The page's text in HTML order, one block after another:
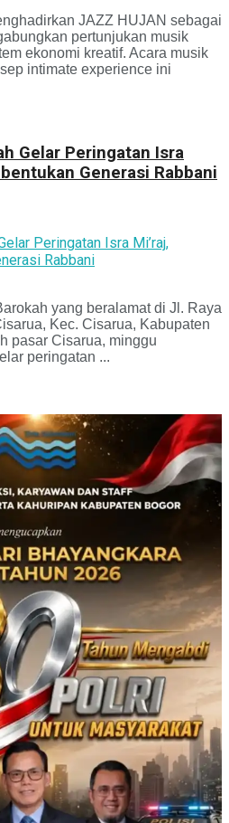
JAZZ HUJAN sebagai
pertunjukan musik
ekonomi kreatif. Acara musik
intimate experience ini
Gelar Peringatan Isra
Generasi Rabbani
yang beralamat di Jl. Raya
Kec. Cisarua, Kabupaten
pasar Cisarua, minggu
peringatan ...